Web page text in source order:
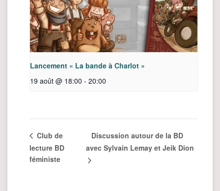
Lancement « La bande à Charlot »
19 août @ 18:00 - 20:00
Club de
lecture BD
féministe
Discussion autour de la BD
avec Sylvain Lemay et Jeik Dion